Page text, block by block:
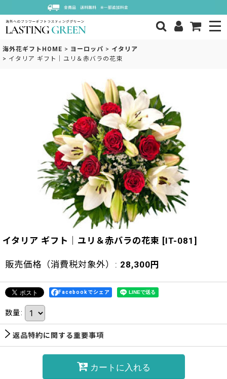
海外花ギフトHOME > ヨーロッパ > イタリア
> イタリア ギフト｜ユリ＆赤バラの花束
イタリア ギフト｜ユリ＆赤バラの花束 [IT-081 ]
販売価格（消費税対象外） : 28,300 円
Facebookでシェア
数量:
返品特約に関する重要事項
カートに入れる